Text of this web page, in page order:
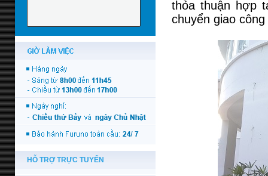
thỏa thuận hợp
chuyển giao